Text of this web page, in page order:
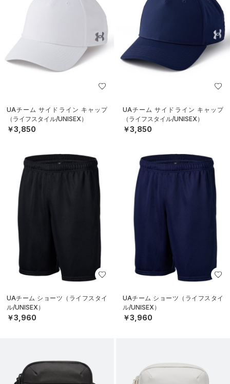
UAチーム サイドライン キャップ
（ライフスタイル/UNISEX）
￥3,850
UAチーム サイドライン キャップ
（ライフスタイル/UNISEX）
￥3,850
UAチーム ショーツ（ライフスタイ
ル/UNISEX）
￥3,960
UAチーム ショーツ（ライフスタイ
ル/UNISEX）
￥3,960